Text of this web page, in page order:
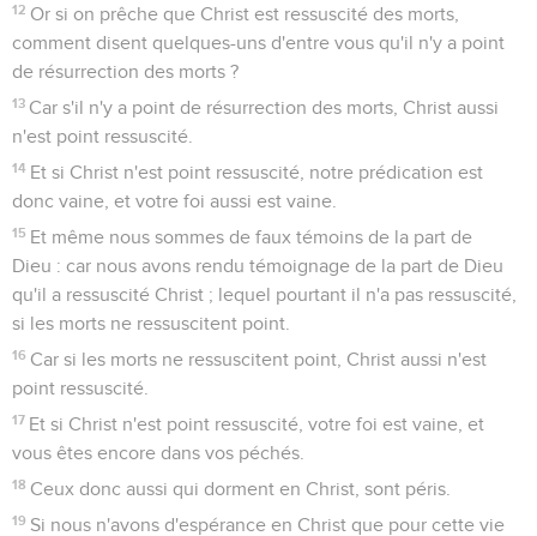
12 Or si on prêche que Christ est ressuscité des morts,
comment disent quelques-uns d'entre vous qu'il n'y a point
de résurrection des morts ?
13 Car s'il n'y a point de résurrection des morts, Christ aussi
n'est point ressuscité.
14 Et si Christ n'est point ressuscité, notre prédication est
donc vaine, et votre foi aussi est vaine.
15 Et même nous sommes de faux témoins de la part de
Dieu : car nous avons rendu témoignage de la part de Dieu
qu'il a ressuscité Christ ; lequel pourtant il n'a pas ressuscité,
si les morts ne ressuscitent point.
16 Car si les morts ne ressuscitent point, Christ aussi n'est
point ressuscité.
17 Et si Christ n'est point ressuscité, votre foi est vaine, et
vous êtes encore dans vos péchés.
18 Ceux donc aussi qui dorment en Christ, sont péris.
19 Si nous n'avons d'espérance en Christ que pour cette vie